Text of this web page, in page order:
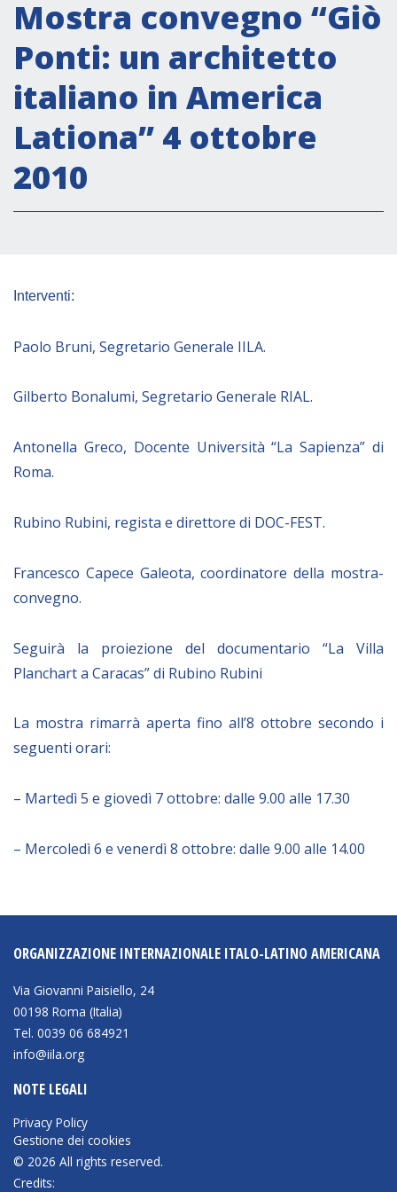
Segreteria Culturale
Segreteria Socio-economica
Segreteria Tecnico scientifica
Forum PMI
Rete per la promozione dell’uguaglianza di
genere
Empowerment socio- economico
Giustizia e Sicurezza
EUROsociAL
COPOLAD III
AL-INVEST Verde
MEDIA
Video
Pubblicazioni
Bandi
Borse di studio
Alta Formazione
Albo fornitori
Contratti/Accordi/Grant
Mostra convegno “Giò
Ponti: un architetto
italiano in America
Lationa” 4 ottobre
2010
Interventi:
Paolo Bruni, Segretario Generale IILA.
Gilberto Bonalumi, Segretario Generale RIAL.
Antonella Greco, Docente Università “La Sapienza” di
Roma.
Rubino Rubini, regista e direttore di DOC-FEST.
Francesco Capece Galeota, coordinatore della mostra-
convegno.
Seguirà la proiezione del documentario “La Villa
Planchart a Caracas” di Rubino Rubini
La mostra rimarrà aperta fino all’8 ottobre secondo i
seguenti orari:
– Martedì 5 e giovedì 7 ottobre: dalle 9.00 alle 17.30
– Mercoledì 6 e venerdì 8 ottobre: dalle 9.00 alle 14.00
ORGANIZZAZIONE INTERNAZIONALE ITALO-LATINO AMERICANA
Via Giovanni Paisiello, 24
00198 Roma (Italia)
Tel. 0039 06 684921
info@iila.org
NOTE LEGALI
Privacy Policy
Gestione dei cookies
© 2026 All rights reserved.
Credits: